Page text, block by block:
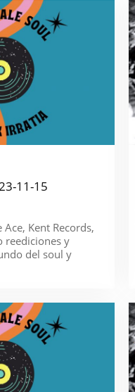
11-15
Kent Records,
reediciones y
del soul y